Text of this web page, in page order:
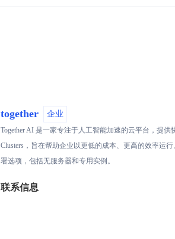
together 企业
Together AI 是一家专注于人工智能加速的云平台，提供
Clusters，旨在帮助企业以更低的成本、更高的效率运
署选项，包括无服务器和专用实例。
联系信息